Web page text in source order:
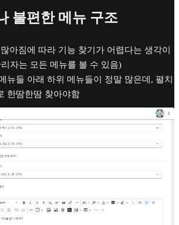
불편한 메뉴 구조
아짐에 따라 기능 찾기가 어렵다는 생각이
자는 모든 메뉴를 볼 수 있음)
뉴들 아래 하위 메뉴들이 정말 많은데, 펼치
한땀한땀 찾아야함